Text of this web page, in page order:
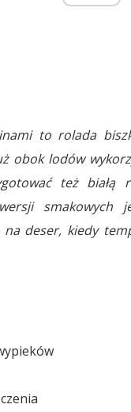
to rolada
obok lodów
też białą
smakowych
na deser, kiedy